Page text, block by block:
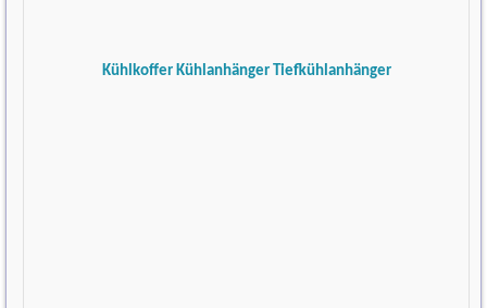
Kühlkoffer Kühlanhänger Tiefkühlanhänger